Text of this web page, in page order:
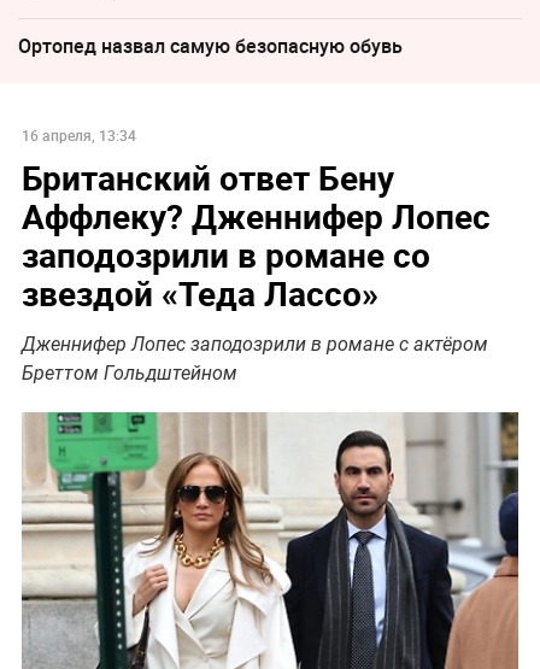
Ортопед назвал самую безопасную обувь
16 апреля, 13:34
Британский ответ Бену
Аффлеку? Дженнифер Лопес
заподозрили в романе со
звездой «Теда Лассо»
Дженнифер Лопес заподозрили в романе с актёром
Бреттом Гольдштейном